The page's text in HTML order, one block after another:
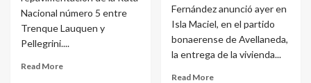
Nacional número 5 entre
Trenque Lauquen y
Pellegrini....
Read More
Fernández anunció ayer en
Isla Maciel, en el partido
bonaerense de Avellaneda,
la entrega de la vivienda...
Read More